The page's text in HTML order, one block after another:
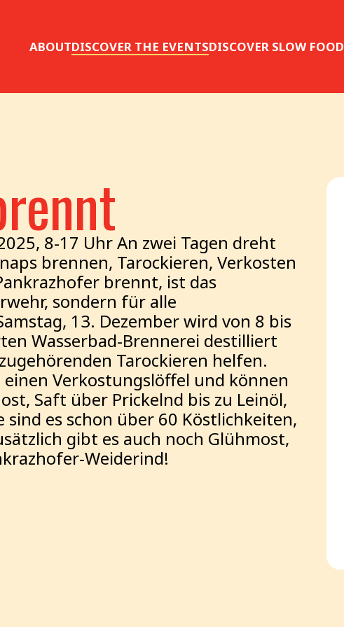
ABOUTDISCOVER THE EVENTSDISCOVER SLOW FOOD
8-17 Uhr An zwei Tagen dreht
brennen, Tarockieren, Verkosten
brennt, ist das
sondern für alle
13. Dezember wird von 8 bis
Wasserbad-Brennerei destilliert
Tarockieren helfen.
Verkostungslöffel und können
Saft über Prickelnd bis zu Leinöl,
es schon über 60 Köstlichkeiten,
gibt es auch noch Glühmost,
Weiderind!